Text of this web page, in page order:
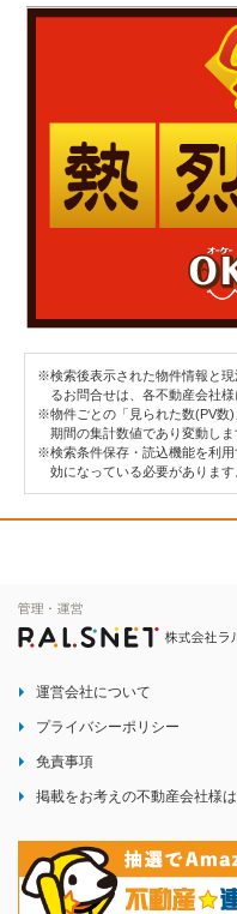
※検索後表示された物件情報と
るお問合せは、各不動産会社様
※物件ごとの「見られた数(PV数
期間の集計数値であり変動し
※検索条件保存・読込機能を利
効になっている必要があります
運営会社について
プライバシーポリシー
免責事項
掲載をお考えの不動産会社様